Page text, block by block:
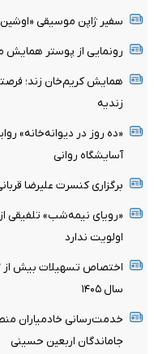
سفیر ژاپن موسیقی
رونمایی از پوستر همایش
همایش کریم‌خان زند؛ فرصتی
زندیه
«ده روز در دیوانه‌خانه»
آسایشگاه روانی
برگزاری کنسرت علیرضا
«رویای نیمه‌شب» تلفیقی
اولویت ندارد
سال ۱۴۰۵
جاماندگان اربعین حسینی